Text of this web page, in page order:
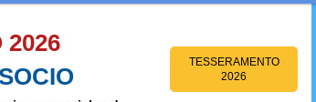
2026
TESSERAMENTO
2026